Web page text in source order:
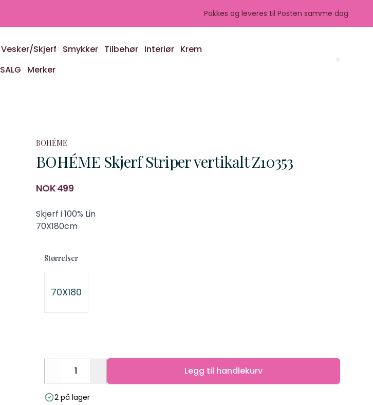
Pakkes og leveres til Posten samme dag
Vesker/Skjerf Smykker Tilbehør Interiør Krem
SALG
Merker
BOHÉME
BOHÉME Skjerf Striper vertikalt Z10353
Produktdetaljer
NOK 499
Description
Skjerf i 100% Lin
70X180cm
Størrelser
Velg en Størrelser
70X180
Decrease Legg til handlekurv
2 på lager